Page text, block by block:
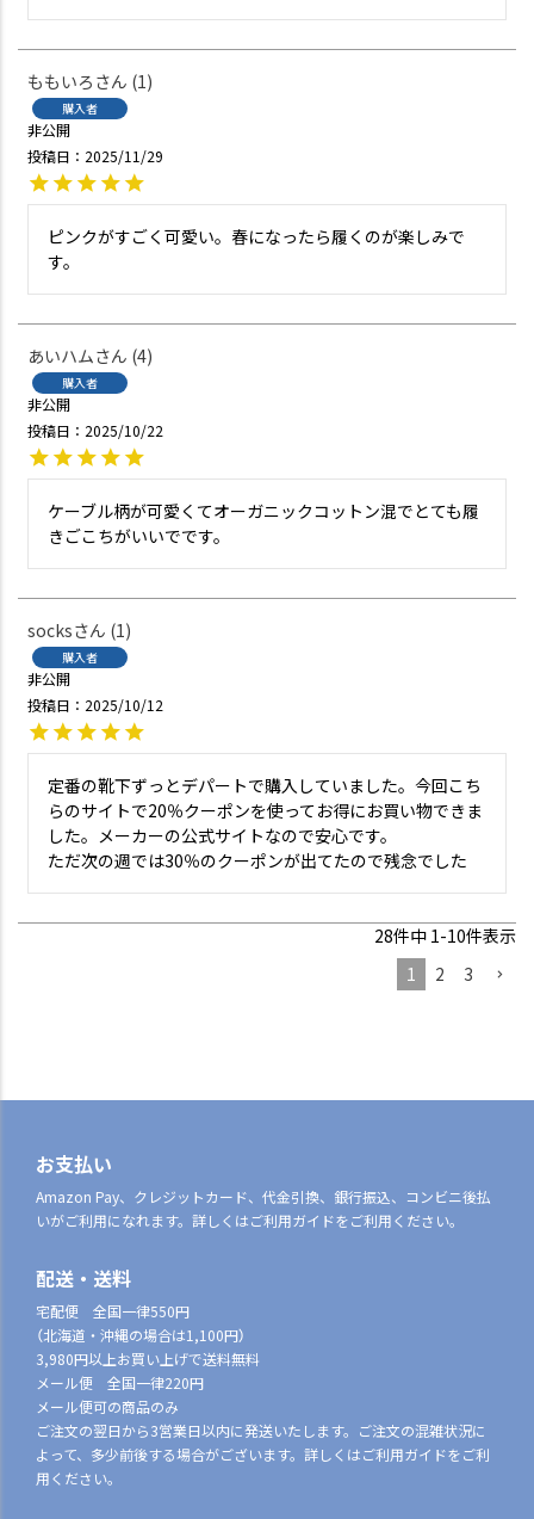
ももいろ 1
購入者
非公開
投稿日
2025/11/29
ピンクがすごく可愛い。春になったら履くのが楽しみで
あいハム 4
購入者
非公開
投稿日
2025/10/22
ケーブル柄が可愛くてオーガニックコットン混でとても履
きごこちがいいでです。
socks 1
購入者
非公開
投稿日
2025/10/12
定番の靴下ずっとデパートで購入していました。今回こち
らのサイトで20％クーポンを使ってお得にお買い物できま
した。メーカーの公式サイトなので安心です。
ただ次の週では30％のクーポンが出てたので残念でした
28件中 1-10件表示
1
2 3
お支払い
Amazon Pay、クレジットカード、代金引換、銀行振込、コンビニ後払
いがご利用になれます。詳しくはご利用ガイドをご利用ください。
配送・送料
宅配便 全国一律550円
（北海道・沖縄の場合は1,100円）
3,980円以上お買い上げで送料無料
メール便 全国一律220円
メール便可の商品のみ
ご注文の翌日から3営業日以内に発送いたします。ご注文の混雑状況に
よって、多少前後する場合がございます。詳しくはご利用ガイドをご利
用ください。